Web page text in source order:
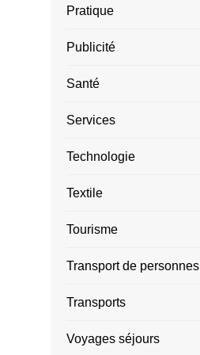
Pratique
Publicité
Santé
Services
Technologie
Textile
Tourisme
Transport de personnes
Transports
Voyages séjours